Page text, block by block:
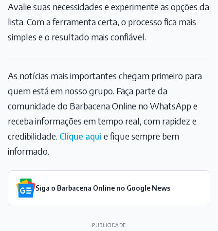
Avalie suas necessidades e experimente as opções da
lista. Com a ferramenta certa, o processo fica mais
simples e o resultado mais confiável.
As notícias mais importantes chegam primeiro para
quem está em nosso grupo. Faça parte da
comunidade do Barbacena Online no WhatsApp e
receba informações em tempo real, com rapidez e
credibilidade. Clique aqui e fique sempre bem
informado.
Siga o Barbacena Online no Google News
PUBLICIDADE